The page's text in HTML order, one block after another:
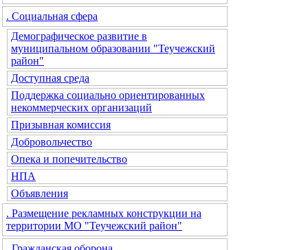
. Социальная сфера
Демографическое развитие в
муниципальном образовании "Теучежский
район"
Доступная среда
Поддержка социально ориентированных
некоммерческих организаций
Призывная комиссия
Добровольчество
Опека и попечительство
НПА
Объявления
. Размещение рекламных конструкции на
территории МО "Теучежский район"